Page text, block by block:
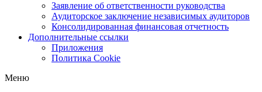
Заявление об ответственности руководства
Аудиторское заключение независимых аудиторов
Консолидированная финансовая отчетность
Дополнительные ссылки
Приложения
Политика Cookie
Меню